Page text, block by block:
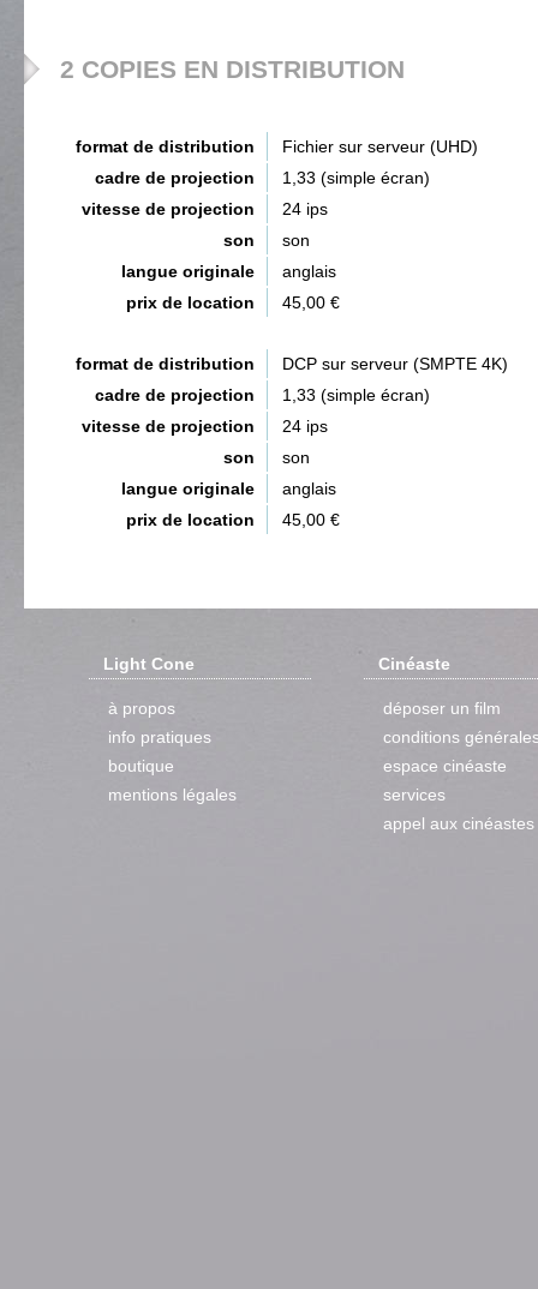
2 COPIES EN DISTRIBUTION
format de distribution
Fichier sur serveur (UHD)
cadre de projection
1,33 (simple écran)
vitesse de projection
24 ips
son
son
langue originale
anglais
prix de location
45,00 €
format de distribution
DCP sur serveur (SMPTE 4K)
cadre de projection
1,33 (simple écran)
vitesse de projection
24 ips
son
son
langue originale
anglais
prix de location
45,00 €
Light Cone
à propos
info pratiques
boutique
mentions légales
Cinéaste
déposer un film
conditions
espace cinéaste
services
appel aux cinéastes